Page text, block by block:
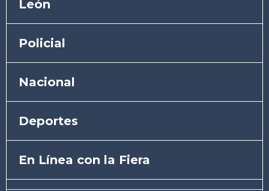
León
Policial
Nacional
Deportes
En Línea con la Fiera